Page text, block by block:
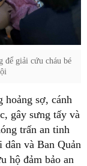
để giải cứu cháu bé
hoảng sợ, cánh
gây sưng tấy và
trấn an tinh
và Ban Quản
hộ đảm bảo an